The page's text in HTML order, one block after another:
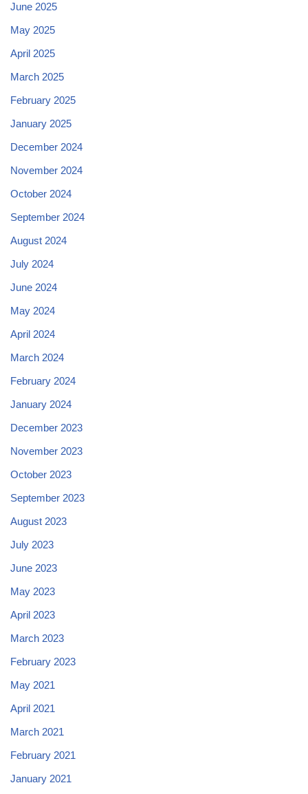
June 2025
May 2025
April 2025
March 2025
February 2025
January 2025
December 2024
November 2024
October 2024
September 2024
August 2024
July 2024
June 2024
May 2024
April 2024
March 2024
February 2024
January 2024
December 2023
November 2023
October 2023
September 2023
August 2023
July 2023
June 2023
May 2023
April 2023
March 2023
February 2023
May 2021
April 2021
March 2021
February 2021
January 2021